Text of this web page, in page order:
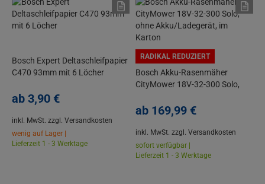
Bosch Expert Deltaschleifpapier
C470 93mm mit 6 Löcher
ab 3,90 €
inkl. MwSt. zzgl. Versandkosten
wenig auf Lager |
Lieferzeit 1 - 3 Werktage
RADIKAL REDUZIERT
Bosch Akku-Rasenmäher
CityMower 18V-32-300 Solo,
Karton
ab 169,99 €
inkl. MwSt. zzgl. Versandkosten
sofort verfügbar |
Lieferzeit 1 - 3 Werktage